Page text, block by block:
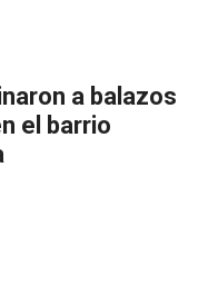
a balazos
el barrio